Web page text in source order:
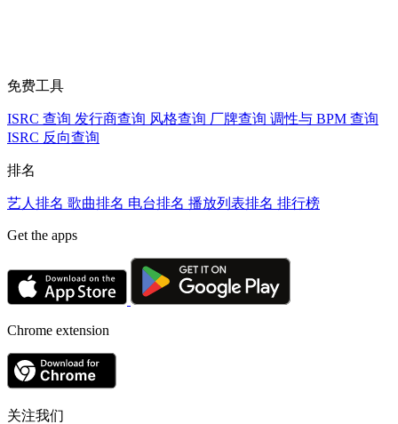
免费工具
ISRC 查询 发行商查询 风格查询 厂牌查询 调性与 BPM 查询
ISRC 反向查询
排名
艺人排名 歌曲排名 电台排名 播放列表排名 排行榜
Get the apps
Chrome extension
关注我们